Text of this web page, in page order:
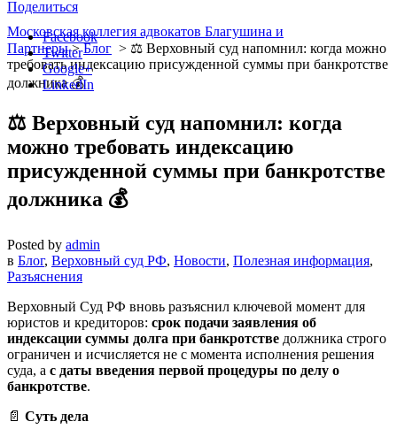
Московская коллегия адвокатов Благушина и
Партнеры>Блог > ⚖️ Верховный суд напомнил: когда можно
требовать индексацию присужденной суммы при банкротстве
должника 💰
Поделиться
Facebook
Twitter
Google+
LinkedIn
⚖️ Верховный суд напомнил: когда
можно требовать индексацию
присужденной суммы при банкротстве
должника 💰
Posted by admin
в Блог, Верховный суд РФ, Новости, Полезная информация,
Разъяснения
Верховный Суд РФ вновь разъяснил ключевой момент для
юристов и кредиторов: срок подачи заявления об
индексации суммы долга при банкротстве должника строго
ограничен и исчисляется не с момента исполнения решения
суда, а с даты введения первой процедуры по делу о
банкротстве.
📄 Суть дела